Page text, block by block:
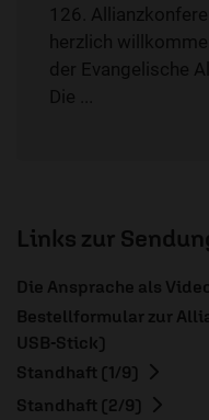
126.
herzlich
der Evangelische
Die ...
Links zur
Die Ansprache als
Bestellformular zur
USB-Stick)
Standhaft (1/9)
Standhaft (2/9)